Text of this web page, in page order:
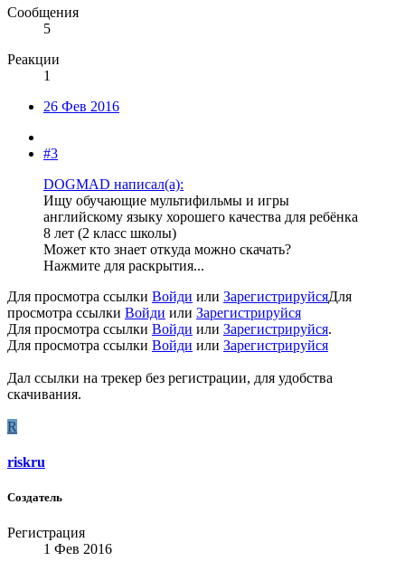
Сообщения
5
Реакции
1
26 Фев 2016
#3
DOGMAD написал(а):
Ищу обучающие мультифильмы и игры
английскому языку хорошего качества для ребёнка
8 лет (2 класс школы)
Может кто знает откуда можно скачать?
Нажмите для раскрытия...
Для просмотра ссылки Войди или ЗарегистрируйсяДля
просмотра ссылки Войди или Зарегистрируйся
Для просмотра ссылки Войди или Зарегистрируйся.
Для просмотра ссылки Войди или Зарегистрируйся
Дал ссылки на трекер без регистрации, для удобства
скачивания.
R
riskru
Создатель
Регистрация
1 Фев 2016